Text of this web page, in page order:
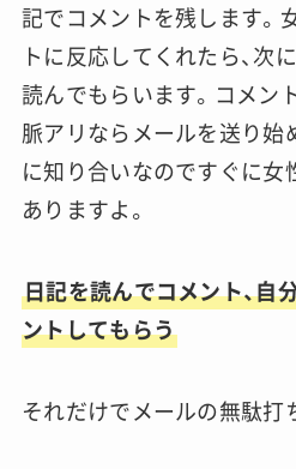
記でコメントを残します。
トに反応してくれたら、次
読んでもらいます。コメン
脈アリならメールを送り始
に知り合いなのですぐに
ありますよ。
日記を読んでコメント、自
ントしてもらう
それだけでメールの無駄打